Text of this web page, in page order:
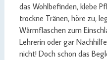
das Wohlbefinden, klebe
trockne Tränen, höre zu,
Wärmflaschen zum
Lehrerin oder gar
nicht! Doch schon das